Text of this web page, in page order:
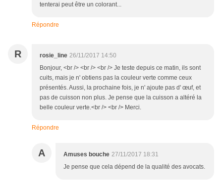
tenterai peut être un colorant...
Répondre
R rosie_line 26/11/2017 14:50
Bonjour, <br /> <br /> <br /> Je teste depuis ce matin, ils sont
cuits, mais je n' obtiens pas la couleur verte comme ceux
présentés. Aussi, la prochaine fois, je n' ajoute pas d' œuf, et
pas de cuisson non plus. Je pense que la cuisson a altéré la
belle couleur verte.<br /> <br /> Merci.
Répondre
A Amuses bouche 27/11/2017 18:31
Je pense que cela dépend de la qualité des avocats.